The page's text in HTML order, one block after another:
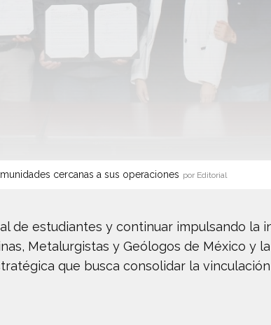
cercanas a sus operaciones por Editorial
de estudiantes y continuar impulsando la
Metalurgistas y Geólogos de México y
que busca consolidar la